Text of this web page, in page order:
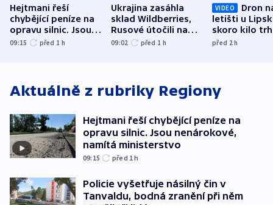
Hejtmani řeší
chybějící peníze na
opravu silnic. Jsou
nenárokové, namítá
09:15 před 1 h
Ukrajina zasáhla
sklad Wildberries,
Rusové útočili na
trh, hasiče či
09:02 před 1 h
VIDEO
Dron
letišti u
skoro kilo
indicie
před 2h
Aktuálně z rubriky Regiony
Hejtmani řeší chybějící peníze na
opravu silnic. Jsou nenárokové,
namítá ministerstvo
09:15 před 1h
Policie vyšetřuje násilný čin v
Tanvaldu, bodná zranění při něm